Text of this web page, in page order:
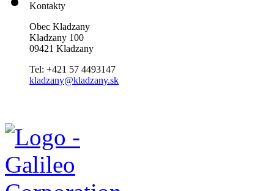
Kontakty
Obec Kladzany
Kladzany 100
09421 Kladzany
Tel: +421 57 4493147
kladzany@kladzany.sk